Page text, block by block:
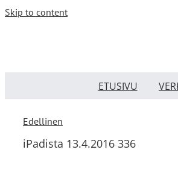
Skip to content
ETUSIVU
Edellinen
iPadista 13.4.2016 336